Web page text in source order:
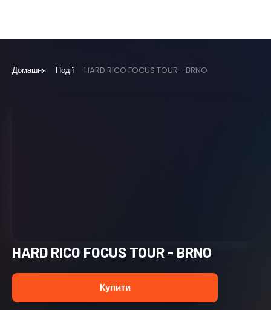
Домашня Події HARD RICO FOCUS TOUR - BRNO
HARD RICO FOCUS TOUR - BRNO
Купити